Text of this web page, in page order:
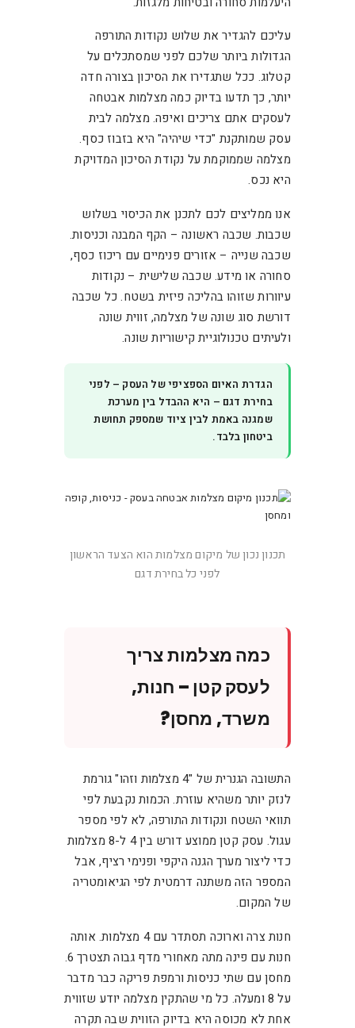
עליכם להגדיר את שלוש נקודות התורפה
הגדולות ביותר שלכם לפני שמסתכלים על
קטלוג. ככל שתגדירו את הסיכון בצורה חדה
יותר, כך תדעו בדיוק כמה מצלמות אבטחה
לעסקים אתם צריכים ואיפה. מצלמה לבית
עסק שמותקנת "כדי שיהיה" היא בזבוז כסף.
מצלמה שממוקמת על נקודת הסיכון המדויקת
היא נכס.
אנו ממליצים לכם לתכנן את הכיסוי בשלוש
שכבות. שכבה ראשונה – הקף המבנה וכניסות.
שכבה שנייה – אזורים פנימיים עם ריכוז כסף,
סחורה או מידע. שכבה שלישית – נקודות
עיוורות שזוהו בהליכה פיזית בשטח. כל שכבה
דורשת סוג שונה של מצלמה, זווית שונה
ולעיתים טכנולוגיית קישוריות שונה.
הגדרת האיום הספציפי של העסק – לפני
בחירת דגם – היא ההבדל בין מערכת
שמגנה באמת לבין ציוד שמספק תחושת
ביטחון בלבד.
תכנון נכון של מיקום מצלמות הוא הצעד הראשון
לפני כל בחירת דגם
כמה מצלמות צריך
לעסק קטן – חנות,
משרד, מחסן?
התשובה הגנרית של "4 מצלמות וזהו" גורמת
לנזק יותר משהיא עוזרת. הכמות נקבעת לפי
תוואי השטח ונקודות התורפה, לא לפי מספר
עגול. עסק קטן ממוצע דורש בין 4 ל-8 מצלמות
כדי ליצור מערך הגנה היקפי ופנימי רציף, אבל
המספר הזה משתנה דרמטית לפי הגיאומטריה
של המקום.
חנות צרה וארוכה תסתדר עם 4 מצלמות. אותה
חנות עם פינה מתה מאחורי מדף גבוה תצטרך 6.
מחסן עם שתי כניסות ורמפת פריקה כבר מדבר
על 8 ומעלה. כל מי שהתקין מצלמה יודע שזווית
אחת לא מכוסה היא בדיוק הזווית שבה תקרה